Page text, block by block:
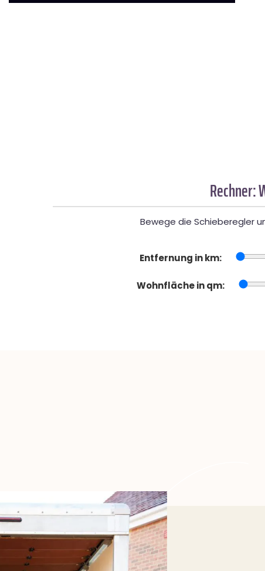
Rechner:
Bewege die Schieberegler
Entfernung in km:
Wohnfläche in qm: